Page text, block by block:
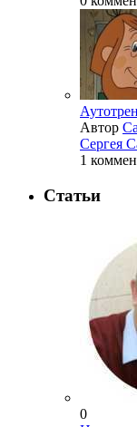
Автор
Сергея
1
Статьи
0